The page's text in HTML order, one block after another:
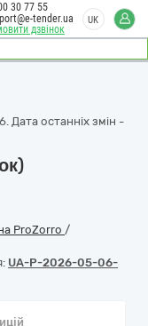
дзвінок
30 77 55
tender.ua
UK
Дата останніх змін -
ProZorro /
UA-P-2026-05-06-